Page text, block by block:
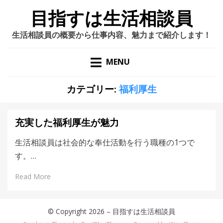
目指すは生活相談員
生活相談員の概要から仕事内容、魅力まで紹介します！
MENU
カテゴリー: 福利厚生
充実した福利厚生が魅力
生活相談員は社会的な奉仕活動を行う職種の1つで
す。…
Read More
© Copyright 2026 – 目指すは生活相談員